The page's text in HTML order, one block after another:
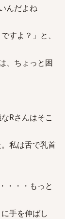
んだよね
すよ？」と、
、ちょっと困
Rさんはそこ
私は舌で乳首
・・・もっと
手を伸ばし